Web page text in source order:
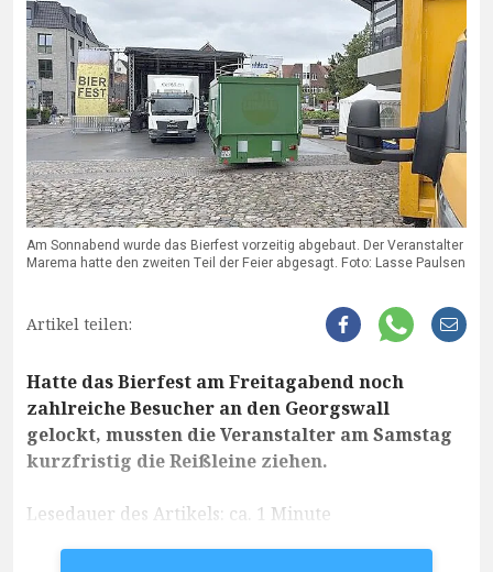
Am Sonnabend wurde das Bierfest vorzeitig abgebaut. Der Veranstalter
Marema hatte den zweiten Teil der Feier abgesagt. Foto: Lasse Paulsen
Artikel teilen:
Hatte das Bierfest am Freitagabend noch
zahlreiche Besucher an den Georgswall
gelockt, mussten die Veranstalter am Samstag
kurzfristig die Reißleine ziehen.
Lesedauer des Artikels: ca. 1 Minute